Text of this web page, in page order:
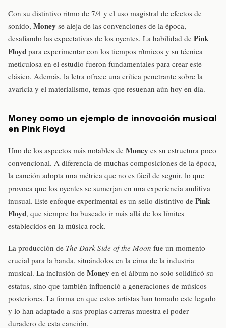
Con su distintivo ritmo de 7/4 y el uso magistral de efectos de
sonido, Money se aleja de las convenciones de la época,
desafiando las expectativas de los oyentes. La habilidad de Pink
Floyd para experimentar con los tiempos rítmicos y su técnica
meticulosa en el estudio fueron fundamentales para crear este
clásico. Además, la letra ofrece una crítica penetrante sobre la
avaricia y el materialismo, temas que resuenan aún hoy en día.
Money como un ejemplo de innovación musical
en Pink Floyd
Uno de los aspectos más notables de Money es su estructura poco
convencional. A diferencia de muchas composiciones de la época,
la canción adopta una métrica que no es fácil de seguir, lo que
provoca que los oyentes se sumerjan en una experiencia auditiva
inusual. Este enfoque experimental es un sello distintivo de Pink
Floyd, que siempre ha buscado ir más allá de los límites
establecidos en la música rock.
La producción de The Dark Side of the Moon fue un momento
crucial para la banda, situándolos en la cima de la industria
musical. La inclusión de Money en el álbum no solo solidificó su
estatus, sino que también influenció a generaciones de músicos
posteriores. La forma en que estos artistas han tomado este legado
y lo han adaptado a sus propias carreras muestra el poder
duradero de esta canción.